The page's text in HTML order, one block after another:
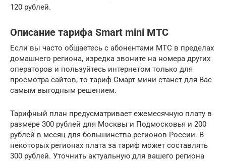
120 рублей.
Описание тарифа Smart mini МТС
Если вы часто общаетесь с абонентами МТС в пределах
домашнего региона, изредка звоните на номера других
операторов и пользуйтесь интернетом только для
просмотра сайтов, то тариф Смарт мини станет для Вас
самым выгодным решением.
Тарифный план предусматривает ежемесячную­ плату в
размере 300 рублей для Москвы и ­Подмосковья и 200
рублей в месяц для большинства регионов России. В
некоторых регионах плата за тариф может составлять
300 рублей. Уточнить актуальную для вашего региона